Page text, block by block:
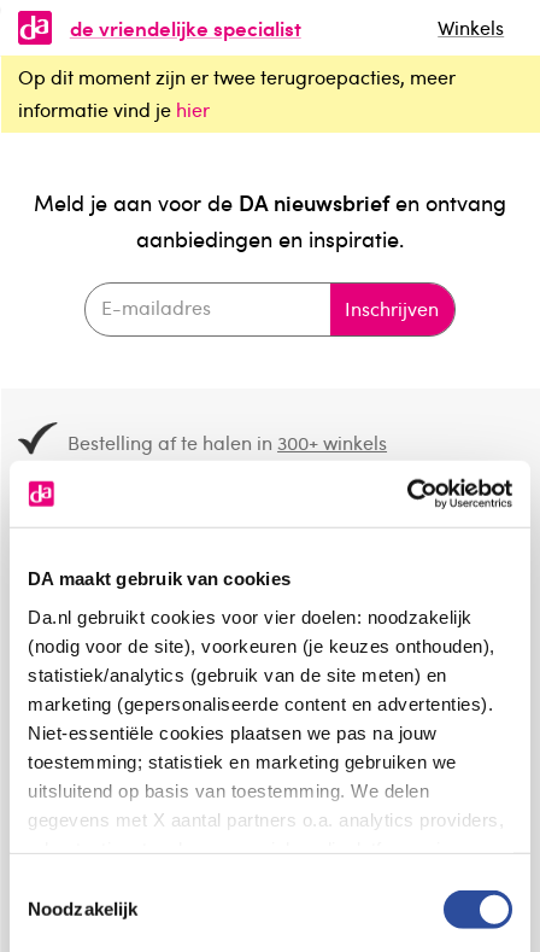
DA maakt gebruik van cookies
Da.nl gebruikt cookies voor vier doelen: noodzakelijk
(nodig voor de site), voorkeuren (je keuzes onthouden),
statistiek/analytics (gebruik van de site meten) en
marketing (gepersonaliseerde content en advertenties).
Niet-essentiële cookies plaatsen we pas na jouw
toestemming; statistiek en marketing gebruiken we
uitsluitend op basis van toestemming. We delen
gegevens met X aantal partners o.a. analytics providers,
en de bewaartermijnen per categorie. Je kunt je keuze op
Noodzakelijk
de vriendelijke specialist
Winkels
Op dit moment zijn er twee terugroepacties, meer
informatie vind je hier
Meld je aan voor de DA nieuwsbriefen ontvang
aanbiedingen en inspiratie.
Inschrijven
Bestelling af te halen in300+ winkels
8.6 uit4.106 reviews
Over DA
Klantenservice
Assortiment
VolgDAop: